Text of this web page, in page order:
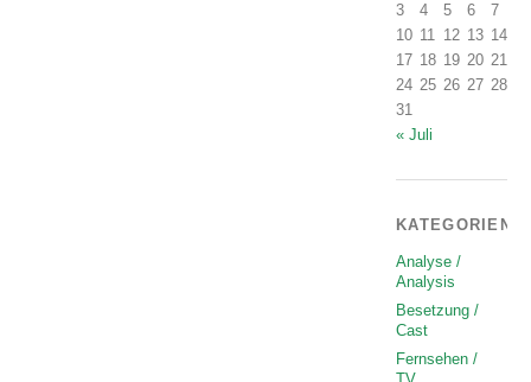
3
4 5 6 7
10 11 12 13 14
17 18 19 20 21
24 25 26 27 28
31
« Juli
KATEGORIEN
Analyse /
Analysis
Besetzung /
Cast
Fernsehen /